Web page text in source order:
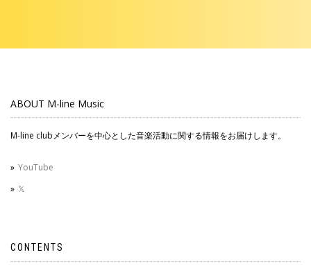
ABOUT M-line Music
M-line clubメンバーを中心とした音楽活動に関する情報をお届けします。
YouTube
𝕏
CONTENTS